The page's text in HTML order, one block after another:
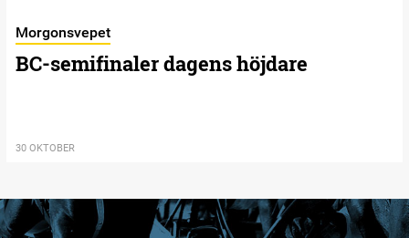
Morgonsvepet
BC-semifinaler dagens höjdare
30 OKTOBER